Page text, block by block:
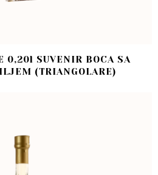
0,20l SUVENIR BOCA SA
(TRIANGOLARE)